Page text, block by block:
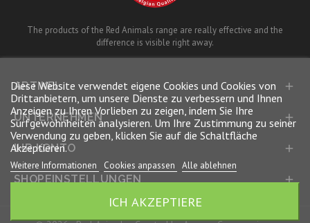
The products of the Red Animals range are really effective and the
difference is visible right away.
ARTIKEL 
UNTERNEHMEN 
IHR KONTO 
SHOPEINSTELLUNGEN 
Diese Website verwendet eigene Cookies und Cookies von
Drittanbietern, um unsere Dienste zu verbessern und Ihnen
Anzeigen zu Ihren Vorlieben zu zeigen, indem Sie Ihre
Surfgewohnheiten analysieren. Um Ihre Zustimmung zu seiner
Verwendung zu geben, klicken Sie auf die Schaltfläche
Akzeptieren.
Weitere Informationen Cookies anpassen Alle ablehnen
ICH AKZEPTIERE